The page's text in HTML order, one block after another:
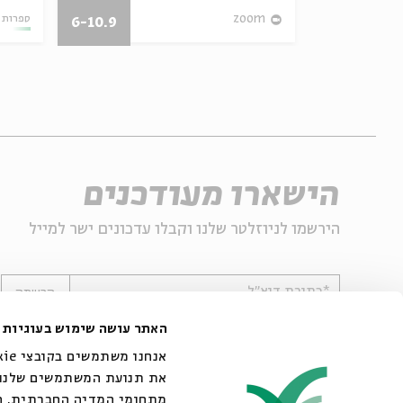
האתר עושה שימוש בעוגיות
את תנועת המשתמשים
מתחומי המדיה החברתית,
ספרות zoom
6-10.9
הישארו מעודכנים
הירשמו לניוזלטר שלנו וקבלו עדכונים ישר למייל
*כתובת דוא"ל הרשמה